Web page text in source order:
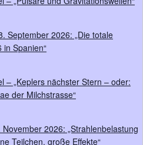
September 2026: „Die totale
Spanien“
– „Keplers nächster Stern – oder:
der Milchstrasse“
2026: „Strahlenbelastung
Teilchen, große Effekte“